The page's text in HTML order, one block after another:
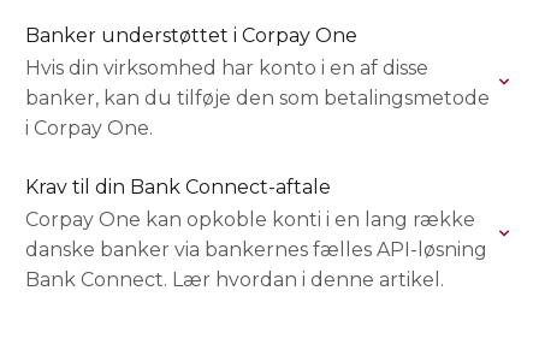
Banker understøttet i Corpay One
Hvis din virksomhed har konto i en af disse
banker, kan du tilføje den som betalingsmetode
i Corpay One.
Krav til din Bank Connect-aftale
Corpay One kan opkoble konti i en lang række
danske banker via bankernes fælles API-løsning
Bank Connect. Lær hvordan i denne artikel.